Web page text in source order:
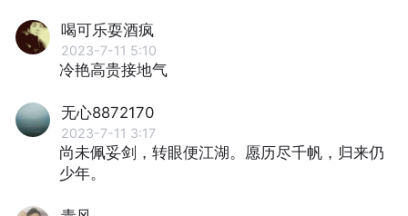
喝可乐耍酒疯
2023-7-11 5:10
冷艳高贵接地气
无心8872170
2023-7-11 3:17
尚未佩妥剑，转眼便江湖。愿历尽千帆，归来仍
少年。